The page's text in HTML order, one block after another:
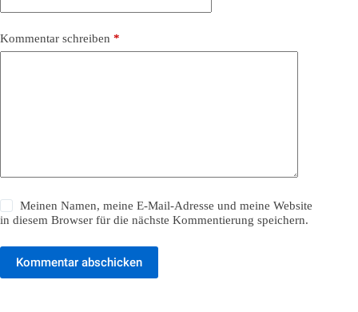
Kommentar schreiben *
Meinen Namen, meine E-Mail-Adresse und meine Website
in diesem Browser für die nächste Kommentierung speichern.
Kommentar abschicken